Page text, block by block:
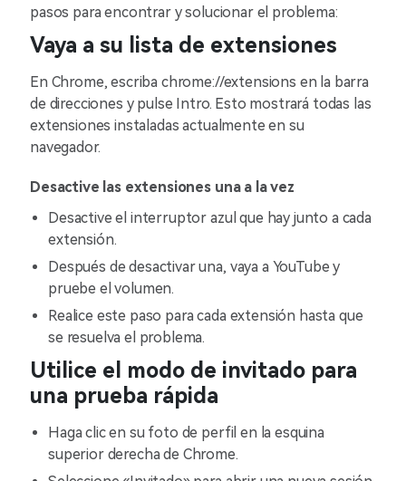
pasos para encontrar y solucionar el problema:
Vaya a su lista de extensiones
En Chrome, escriba chrome://extensions en la barra
de direcciones y pulse Intro. Esto mostrará todas las
extensiones instaladas actualmente en su
navegador.
Desactive las extensiones una a la vez
Desactive el interruptor azul que hay junto a cada
extensión.
Después de desactivar una, vaya a YouTube y
pruebe el volumen.
Realice este paso para cada extensión hasta que
se resuelva el problema.
Utilice el modo de invitado para
una prueba rápida
Haga clic en su foto de perfil en la esquina
superior derecha de Chrome.